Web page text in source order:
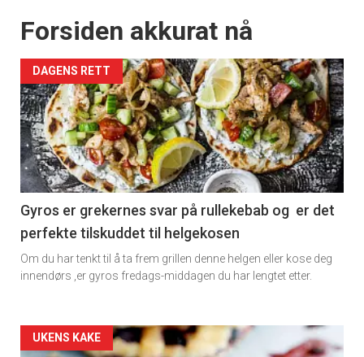
Forsiden akkurat nå
DAGENS RETT
Gyros er grekernes svar på rullekebab og er det
perfekte tilskuddet til helgekosen
Om du har tenkt til å ta frem grillen denne helgen eller kose deg
innendørs ,er gyros fredags-middagen du har lengtet etter.
Forsiden
UKENS KAKE